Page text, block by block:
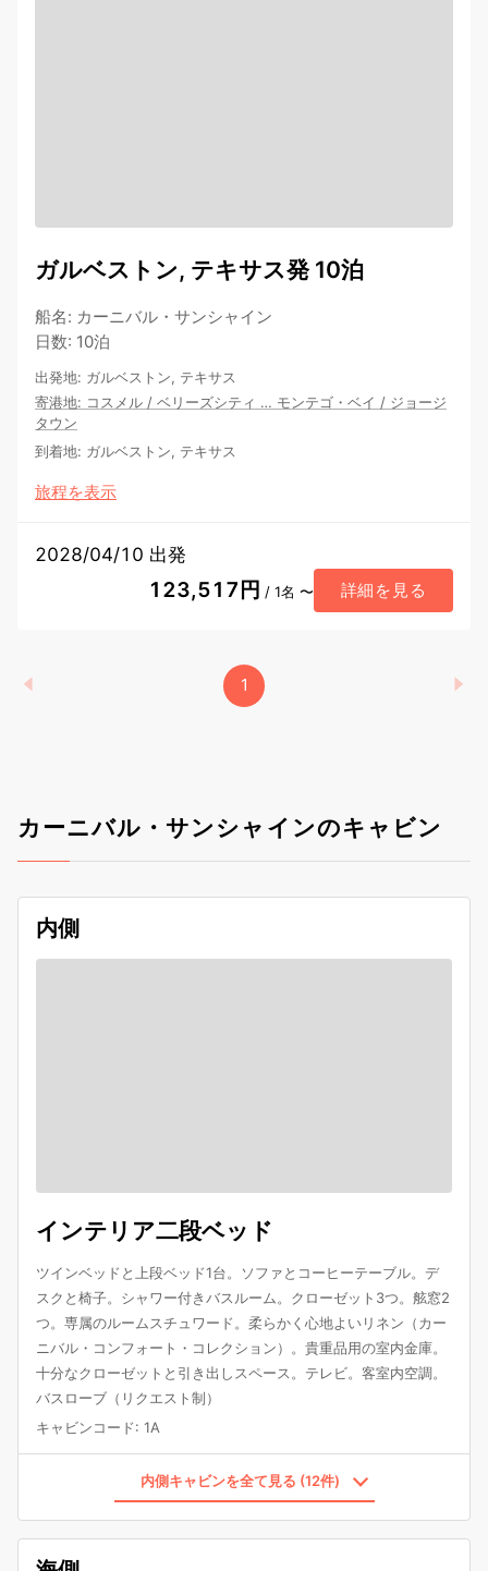
ガルベストン, テキサス発 10泊
船名: カーニバル・サンシャイン
日数: 10泊
出発地: ガルベストン, テキサス
寄港地: コスメル / ベリーズシティ … モンテゴ・ベイ / ジョージ
タウン
到着地: ガルベストン, テキサス
旅程を表示
2028/04/10 出発
123,517円 / 1名 〜 詳細を見る
1
カーニバル・サンシャインのキャビン
内側
インテリア二段ベッド
ツインベッドと上段ベッド1台。ソファとコーヒーテーブル。デ
スクと椅子。シャワー付きバスルーム。クローゼット3つ。舷窓2
つ。専属のルームスチュワード。柔らかく心地よいリネン（カー
ニバル・コンフォート・コレクション）。貴重品用の室内金庫。
十分なクローゼットと引き出しスペース。テレビ。客室内空調。
バスローブ（リクエスト制）
キャビンコード: 1A
内側キャビンを全て見る (12件)